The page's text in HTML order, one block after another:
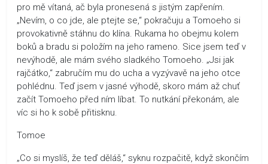
pro mě vítaná, ač byla pronesená s jistým zapřením.
„Nevím, o co jde, ale ptejte se,“ pokračuju a Tomoeho si
provokativně stáhnu do klína. Rukama ho obejmu kolem
boků a bradu si položím na jeho rameno. Sice jsem teď v
nevýhodě, ale mám svého sladkého Tomoeho. „Jsi jak
rajčátko,“ zabručím mu do ucha a vyzývavě na jeho otce
pohlédnu. Teď jsem v jasné výhodě, skoro mám až chuť
začít Tomoeho před ním líbat. To nutkání překonám, ale
víc si ho k sobě přitisknu.
Tomoe
„Co si myslíš, že teď děláš,“ syknu rozpačitě, když skončím